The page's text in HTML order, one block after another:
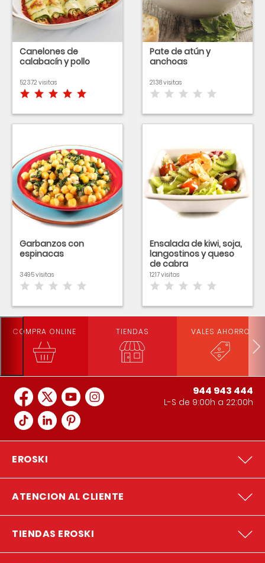
Canelones de
calabacín y pollo
52372 visitas
Pate de atún y
anchoas
2138 visitas
Garbanzos con
espinacas
3495 visitas
Ensalada de kiwi, soja,
langostinos y queso
de cabra
1217 visitas
COMPRA ONLINE TIENDAS VALES AHORRO
944 943 444
L-S de 9:00h a 22:00h
EROSKI
ATENCION AL CLIENTE
TIENDAS EROSKI